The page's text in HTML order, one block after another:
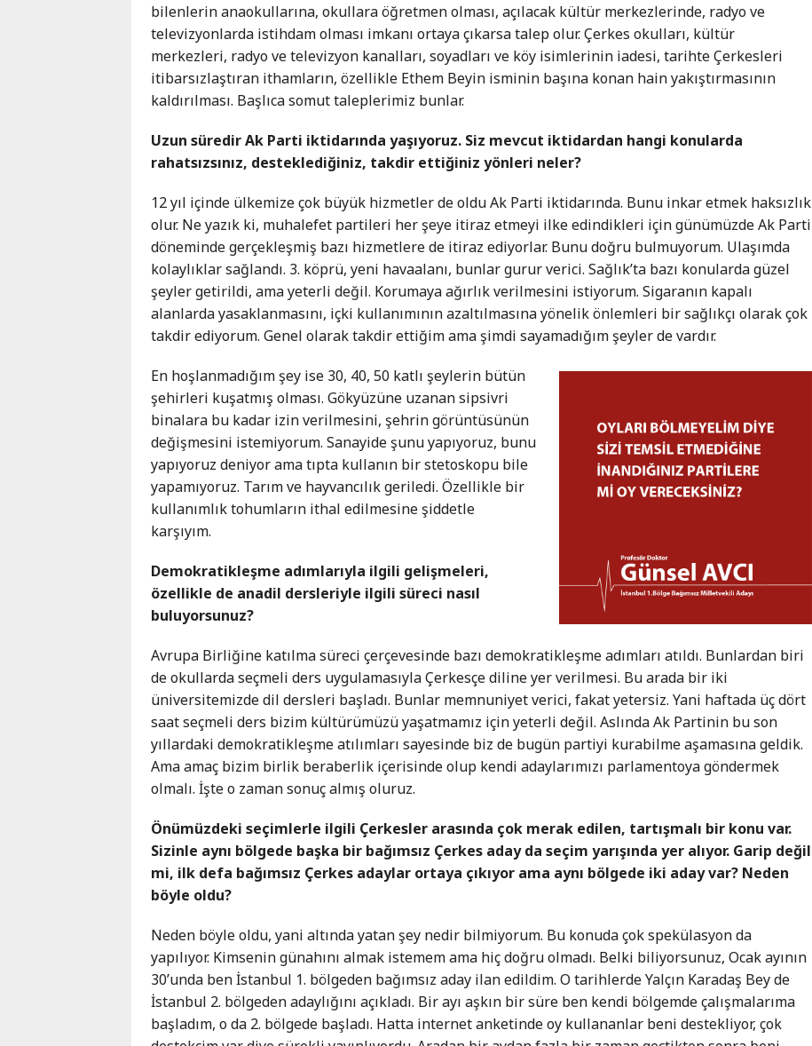
bilenlerin anaokullarına, okullara öğretmen olması, açılacak kültür merkezlerinde, radyo ve
televizyonlarda istihdam olması imkanı ortaya çıkarsa talep olur. Çerkes okulları, kültür
merkezleri, radyo ve televizyon kanalları, soyadları ve köy isimlerinin iadesi, tarihte Çerkesleri
itibarsızlaştıran ithamların, özellikle Ethem Beyin isminin başına konan hain yakıştırmasının
kaldırılması. Başlıca somut taleplerimiz bunlar.
Uzun süredir Ak Parti iktidarında yaşıyoruz. Siz mevcut iktidardan hangi konularda
rahatsızsınız, desteklediğiniz, takdir ettiğiniz yönleri neler?
12 yıl içinde ülkemize çok büyük hizmetler de oldu Ak Parti iktidarında. Bunu inkar etmek haksızlık
olur. Ne yazık ki, muhalefet partileri her şeye itiraz etmeyi ilke edindikleri için günümüzde Ak Parti
döneminde gerçekleşmiş bazı hizmetlere de itiraz ediyorlar. Bunu doğru bulmuyorum. Ulaşımda
kolaylıklar sağlandı. 3. köprü, yeni havaalanı, bunlar gurur verici. Sağlık’ta bazı konularda güzel
şeyler getirildi, ama yeterli değil. Korumaya ağırlık verilmesini istiyorum. Sigaranın kapalı
alanlarda yasaklanmasını, içki kullanımının azaltılmasına yönelik önlemleri bir sağlıkçı olarak çok
takdir ediyorum. Genel olarak takdir ettiğim ama şimdi sayamadığım şeyler de vardır.
En hoşlanmadığım şey ise 30, 40, 50 katlı şeylerin bütün
şehirleri kuşatmış olması. Gökyüzüne uzanan sipsivri
binalara bu kadar izin verilmesini, şehrin görüntüsünün
değişmesini istemiyorum. Sanayide şunu yapıyoruz, bunu
yapıyoruz deniyor ama tıpta kullanın bir stetoskopu bile
yapamıyoruz. Tarım ve hayvancılık geriledi. Özellikle bir
kullanımlık tohumların ithal edilmesine şiddetle
karşıyım.
Demokratikleşme adımlarıyla ilgili gelişmeleri,
özellikle de anadil dersleriyle ilgili süreci nasıl
buluyorsunuz?
Avrupa Birliğine katılma süreci çerçevesinde bazı demokratikleşme adımları atıldı. Bunlardan biri
de okullarda seçmeli ders uygulamasıyla Çerkesçe diline yer verilmesi. Bu arada bir iki
üniversitemizde dil dersleri başladı. Bunlar memnuniyet verici, fakat yetersiz. Yani haftada üç dört
saat seçmeli ders bizim kültürümüzü yaşatmamız için yeterli değil. Aslında Ak Partinin bu son
yıllardaki demokratikleşme atılımları sayesinde biz de bugün partiyi kurabilme aşamasına geldik.
Ama amaç bizim birlik beraberlik içerisinde olup kendi adaylarımızı parlamentoya göndermek
olmalı. İşte o zaman sonuç almış oluruz.
Önümüzdeki seçimlerle ilgili Çerkesler arasında çok merak edilen, tartışmalı bir konu var.
Sizinle aynı bölgede başka bir bağımsız Çerkes aday da seçim yarışında yer alıyor. Garip değil
mi, ilk defa bağımsız Çerkes adaylar ortaya çıkıyor ama aynı bölgede iki aday var? Neden
böyle oldu?
Neden böyle oldu, yani altında yatan şey nedir bilmiyorum. Bu konuda çok spekülasyon da
yapılıyor. Kimsenin günahını almak istemem ama hiç doğru olmadı. Belki biliyorsunuz, Ocak ayının
30’unda ben İstanbul 1. bölgeden bağımsız aday ilan edildim. O tarihlerde Yalçın Karadaş Bey de
İstanbul 2. bölgeden adaylığını açıkladı. Bir ayı aşkın bir süre ben kendi bölgemde çalışmalarıma
başladım, o da 2. bölgede başladı. Hatta internet anketinde oy kullananlar beni destekliyor, çok